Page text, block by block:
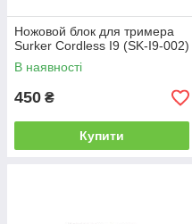
Ножовой блок для тримера
Surker Сordless I9 (SK-I9-002)
В наявності
450 ₴
Купити